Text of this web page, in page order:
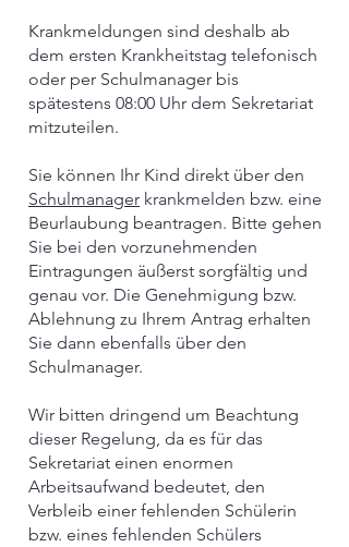
Krankmeldungen sind deshalb ab
dem ersten Krankheitstag telefonisch
oder per Schulmanager bis
spätestens 08:00 Uhr dem Sekretariat
mitzuteilen.
Sie können Ihr Kind direkt über den
Schulmanager krankmelden bzw. eine
Beurlaubung beantragen. Bitte gehen
Sie bei den vorzunehmenden
Eintragungen äußerst sorgfältig und
genau vor. Die Genehmigung bzw.
Ablehnung zu Ihrem Antrag erhalten
Sie dann ebenfalls über den
Schulmanager.
Wir bitten dringend um Beachtung
dieser Regelung, da es für das
Sekretariat einen enormen
Arbeitsaufwand bedeutet, den
Verbleib einer fehlenden Schülerin
bzw. eines fehlenden Schülers